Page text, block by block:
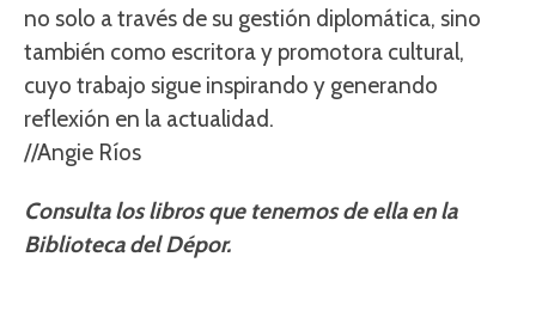
no solo a través de su gestión diplomática, sino
también como escritora y promotora cultural,
cuyo trabajo sigue inspirando y generando
reflexión en la actualidad.
//Angie Ríos
Consulta los libros que tenemos de ella en la
Biblioteca del Dépor.